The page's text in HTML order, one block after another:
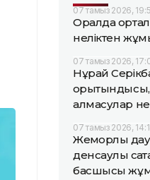
07 тамыз 2026,
Оралда
неліктен
07 тамыз 2026,
Нұрай
алмасулар
07 тамыз 2026,
Жемқорлық
денсаулық
басшысы